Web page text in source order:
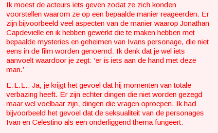
Ik moest de acteurs iets geven zodat ze zich konden
voorstellen waarom ze op een bepaalde manier reageerden. Er
zijn bijvoorbeeld veel aspecten van de manier waarop Jonathan
Capdevielle en ik hebben gewerkt die te maken hebben met
bepaalde mysteries en geheimen van Ivans personage, die niet
eens in de film worden genoemd. Ik denk dat je wel iets
aanvoelt waardoor je zegt: ‘er is iets aan de hand met deze
man.’
E.L.L.: Ja, je krijgt het gevoel dat hij momenten van totale
verbazing heeft. Er zijn echter dingen die niet worden gezegd
maar wel voelbaar zijn, dingen die vragen oproepen. Ik had
bijvoorbeeld het gevoel dat de seksualiteit van de personages
Ivan en Celestino als een onderliggend thema fungeert.